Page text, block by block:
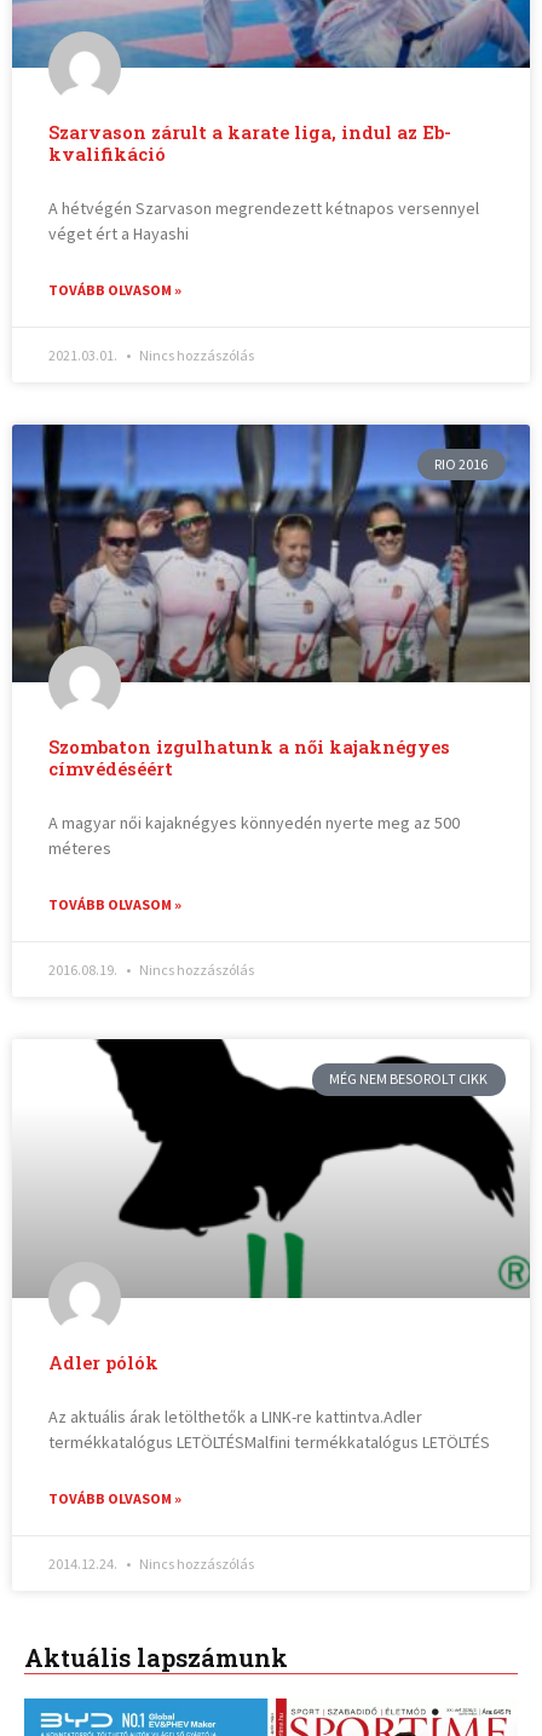
Szarvason zárult a karate liga, indul az Eb-
kvalifikáció
A hétvégén Szarvason megrendezett kétnapos versennyel
véget ért a Hayashi
TOVÁBB OLVASOM »
2021.03.01. Nincs hozzászólás
RIO 2016
Szombaton izgulhatunk a női kajaknégyes
címvédéséért
A magyar női kajaknégyes könnyedén nyerte meg az 500
méteres
TOVÁBB OLVASOM »
2016.08.19. Nincs hozzászólás
MÉG NEM BESOROLT CIKK
Adler pólók
Az aktuális árak letölthetők a LINK-re kattintva.Adler
termékkatalógus LETÖLTÉSMalfini termékkatalógus LETÖLTÉS
TOVÁBB OLVASOM »
2014.12.24. Nincs hozzászólás
Aktuális lapszámunk